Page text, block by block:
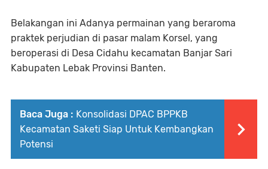
Belakangan ini Adanya permainan yang beraroma
praktek perjudian di pasar malam Korsel, yang
beroperasi di Desa Cidahu kecamatan Banjar Sari
Kabupaten Lebak Provinsi Banten.
Baca Juga : Konsolidasi DPAC BPPKB
Kecamatan Saketi Siap Untuk Kembangkan
Potensi